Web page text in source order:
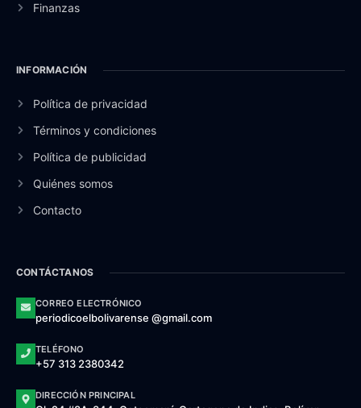
Finanzas
INFORMACIÓN
Política de privacidad
Términos y condiciones
Política de publicidad
Quiénes somos
Contacto
CONTÁCTANOS
CORREO ELECTRÓNICO
periodicoelbolivarense @gmail.com
TELÉFONO
+57 313 2380342
DIRECCIÓN PRINCIPAL